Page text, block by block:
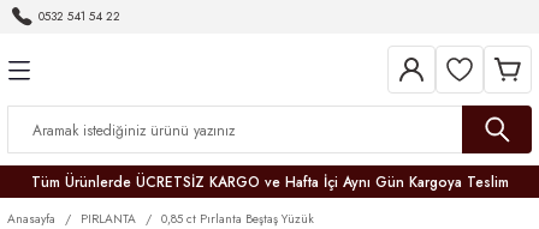
0532 541 54 22
Tüm Ürünlerde ÜCRETSİZ KARGO ve Hafta İçi Aynı Gün Kargoya Teslim
Anasayfa PIRLANTA 0,85 ct Pırlanta Beştaş Yüzük